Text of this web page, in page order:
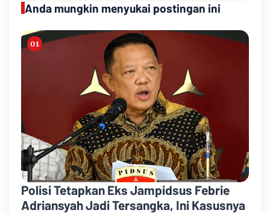
Anda mungkin menyukai postingan ini
Polisi Tetapkan Eks Jampidsus Febrie
Adriansyah Jadi Tersangka, Ini Kasusnya